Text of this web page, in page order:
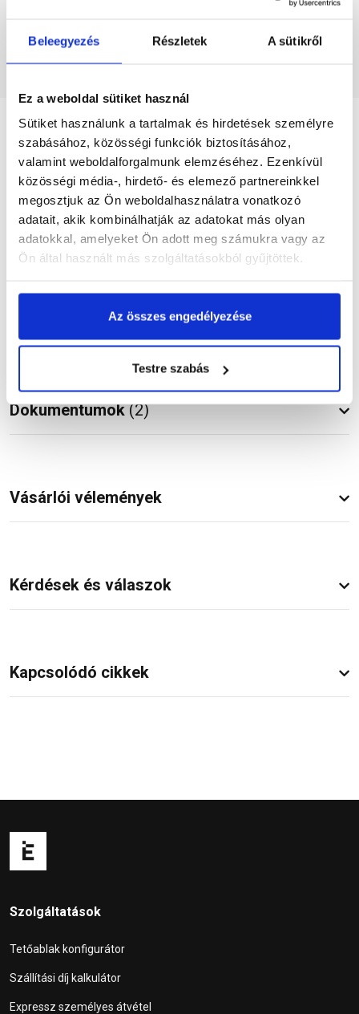
Beleegyezés Részletek A sütikről
Ez a weboldal sütiket használ
Sütiket használunk a tartalmak és hirdetések személyre
szabásához, közösségi funkciók biztosításához,
valamint weboldalforgalmunk elemzéséhez. Ezenkívül
közösségi média-, hirdető- és elemező partnereinkkel
megosztjuk az Ön weboldalhasználatra vonatkozó
adatait, akik kombinálhatják az adatokat más olyan
adatokkal, amelyeket Ön adott meg számukra vagy az
Ön által használt más szolgáltatásokból gyűjtöttek.
Az összes engedélyezése
Testre szabás
Megnézem
Szükséged lehet rá
Részletes leírás
Termékinformáció
Dokumentumok(2)
Vásárlói vélemények
Kérdések és válaszok
Kapcsolódó cikkek
Szolgáltatások
Tetőablak konfigurátor
Szállítási díj kalkulátor
Expressz személyes átvétel